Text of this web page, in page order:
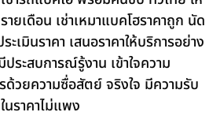
ายเดือน เช่าเหมาแบคโฮราคาถูก นัด
เมินราคา เสนอราคาให้บริการอย่าง
ระสบการณ์รู้งาน เข้าใจความ
ด้วยความซื่อสัตย์ จริงใจ มีความรับ
ราคาไม่แพง